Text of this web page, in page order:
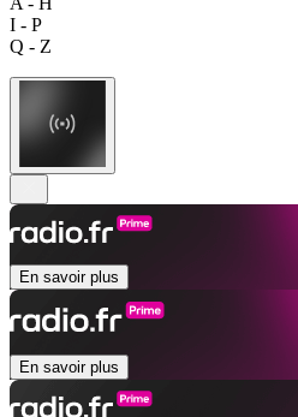
I - P
Q - Z
En savoir plus
En savoir plus